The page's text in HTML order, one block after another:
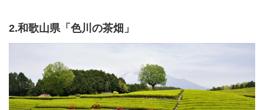
2.和歌山県「色川の茶畑」